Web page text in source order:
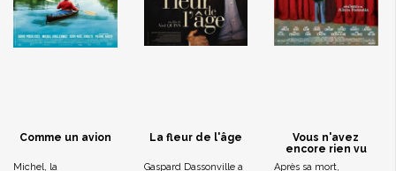
Comme un avion
Michel, la
La fleur de l'âge
Gaspard Dassonville a
Vous n'avez
encore rien vu
Après sa mort,